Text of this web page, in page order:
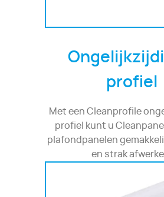
profiel
Met een Cleanprofile
profiel kunt u
plafondpanelen
en strak